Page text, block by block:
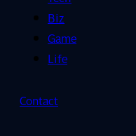
Biz
Game
Life
Contact